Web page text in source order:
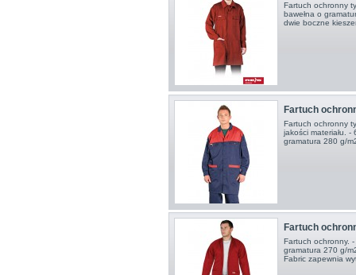
Fartuch ochronny
bawełna o
dwie boczne
Fartuch
Fartuch ochronny
jakości materiału. -
gramatura 280 g/
Fartuch
Fartuch ochronny.
gramatura 270 g/
Fabric zapewnia